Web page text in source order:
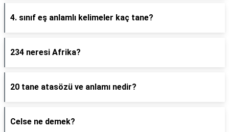
4. sınıf eş anlamlı kelimeler kaç tane?
234 neresi Afrika?
20 tane atasözü ve anlamı nedir?
Celse ne demek?